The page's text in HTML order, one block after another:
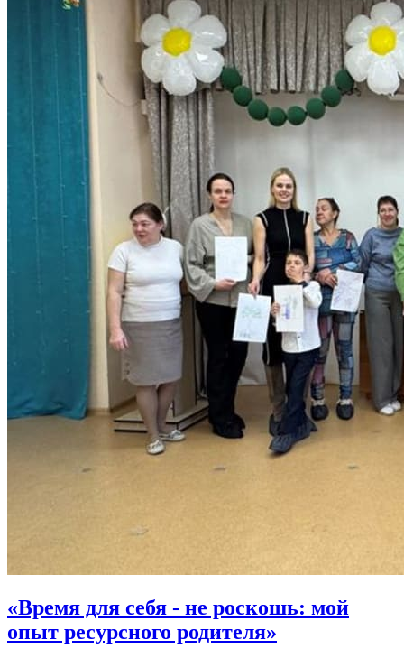
«Время для себя - не роскошь: мой
опыт ресурсного родителя»